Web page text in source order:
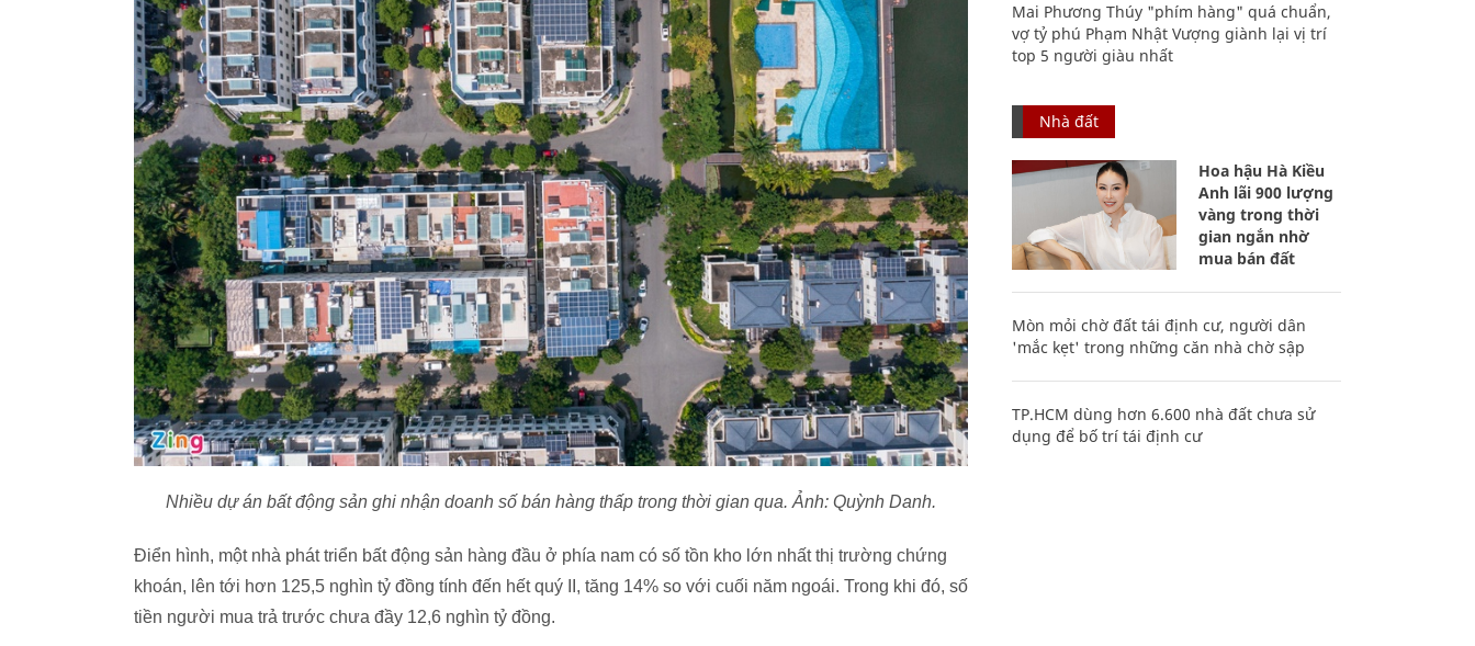
Nhiều dự án bất động sản ghi nhận doanh số bán hàng thấp trong thời gian qua. Ảnh: Quỳnh Danh.
Điển hình, một nhà phát triển bất động sản hàng đầu ở phía nam có số tồn kho lớn nhất thị trường chứng
khoán, lên tới hơn 125,5 nghìn tỷ đồng tính đến hết quý II, tăng 14% so với cuối năm ngoái. Trong khi đó, số
tiền người mua trả trước chưa đầy 12,6 nghìn tỷ đồng.
Mai Phương Thúy "phím hàng" quá chuẩn,
vợ tỷ phú Phạm Nhật Vượng giành lại vị trí
top 5 người giàu nhất
Nhà đất
Hoa hậu Hà Kiều
Anh lãi 900 lượng
vàng trong thời
gian ngắn nhờ
mua bán đất
Mòn mỏi chờ đất tái định cư, người dân
'mắc kẹt' trong những căn nhà chờ sập
TP.HCM dùng hơn 6.600 nhà đất chưa sử
dụng để bố trí tái định cư